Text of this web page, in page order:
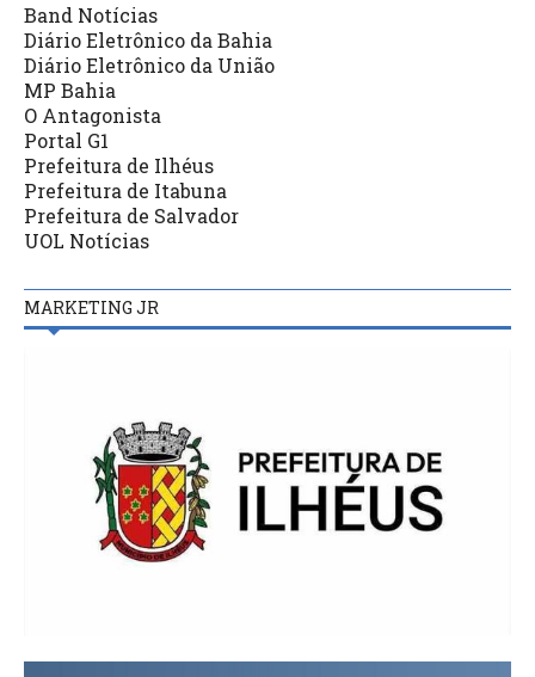
Band Notícias
Diário Eletrônico da Bahia
Diário Eletrônico da União
MP Bahia
O Antagonista
Portal G1
Prefeitura de Ilhéus
Prefeitura de Itabuna
Prefeitura de Salvador
UOL Notícias
MARKETING JR